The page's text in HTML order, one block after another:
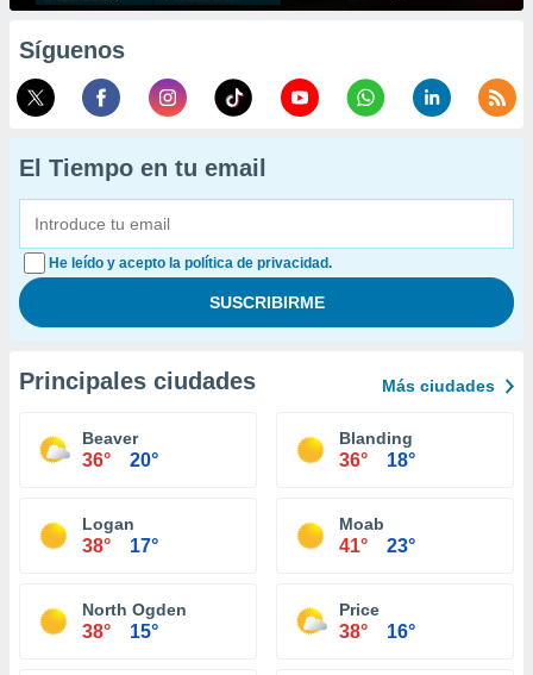
Síguenos
El Tiempo en tu email
He leído y acepto la política de privacidad.
Principales ciudades Más ciudades
Beaver
36° 20°
Blanding
36° 18°
Logan
38° 17°
Moab
41° 23°
North Ogden
38° 15°
Price
38° 16°